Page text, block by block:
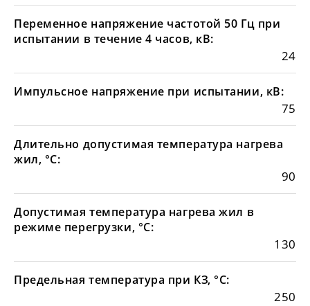
Переменное напряжение частотой 50 Гц при
испытании в течение 4 часов, кВ:
24
Импульсное напряжение при испытании, кВ:
75
Длительно допустимая температура нагрева
жил, °С:
90
Допустимая температура нагрева жил в
режиме перегрузки, °С:
130
Предельная температура при КЗ, °С:
250